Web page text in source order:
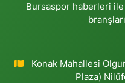
Bursaspor haberleri
Konak Mahallesi
Plaza)